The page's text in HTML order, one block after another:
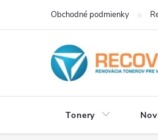
Obchodné podmienky
Tonery